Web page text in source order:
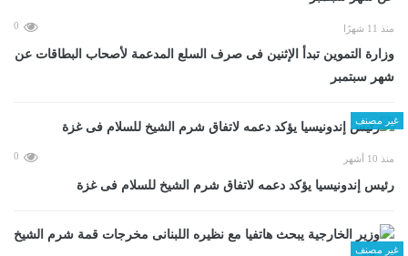
منذ 11 شهرًا 0
وزارة التموين تبدأ الإثنين فى صرف السلع المدعمة لأصحاب البطاقات عن
شهر سبتمبر
غير مصنف
منذ 10 أشهر 0
رئيس إندونيسيا يؤكد دعمه لاتفاق شرم الشيخ للسلام فى غزة
غير مصنف